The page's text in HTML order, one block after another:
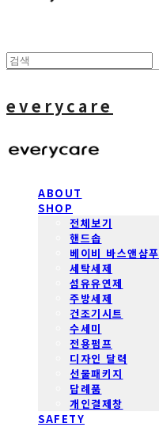
everycare
ABOUT
SHOP
전체보기
핸드솝
베이비 바스앤샴푸
세탁세제
섬유유연제
주방세제
건조기시트
수세미
전용펌프
디자인 달력
선물패키지
답례품
개인결제창
SAFETY